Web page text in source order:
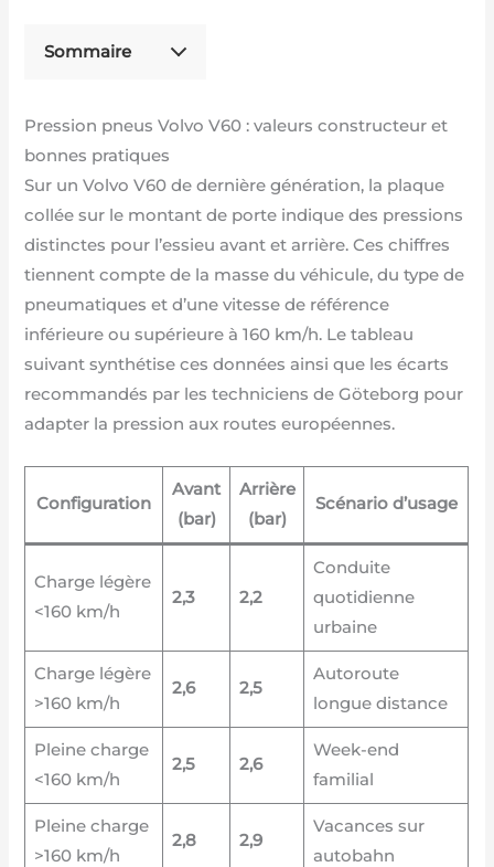
Sommaire
Pression pneus Volvo V60 : valeurs constructeur et
bonnes pratiques
Sur un Volvo V60 de dernière génération, la plaque
collée sur le montant de porte indique des pressions
distinctes pour l’essieu avant et arrière. Ces chiffres
tiennent compte de la masse du véhicule, du type de
pneumatiques et d’une vitesse de référence
inférieure ou supérieure à 160 km/h. Le tableau
suivant synthétise ces données ainsi que les écarts
recommandés par les techniciens de Göteborg pour
adapter la pression aux routes européennes.
Configuration
Avant
(bar)
Arrière
(bar)
Scénario d’usage
Charge légère
<160 km/h
2,3 2,2
Conduite
quotidienne
urbaine
Charge légère
>160 km/h
2,6 2,5
Autoroute
longue distance
Pleine charge
<160 km/h
2,5 2,6
Week-end
familial
Pleine charge
>160 km/h
2,8 2,9
Vacances sur
autobahn